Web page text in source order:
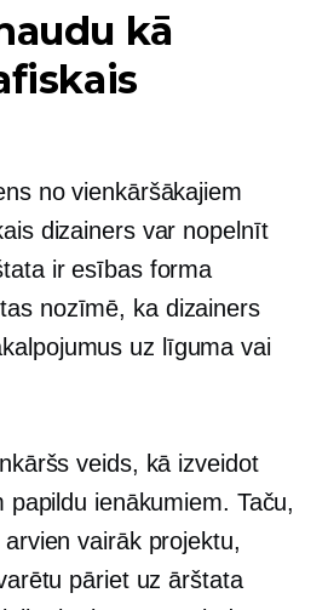
kā
no vienkāršākajiem
dizainers var nopelnīt
ir esības forma
tas nozīmē, ka dizainers
uz līguma vai
veids, kā izveidot
papildu ienākumiem. Taču,
vairāk projektu,
pāriet uz ārštata